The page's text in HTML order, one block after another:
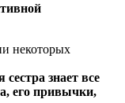
некоторых
знает все
его привычки,